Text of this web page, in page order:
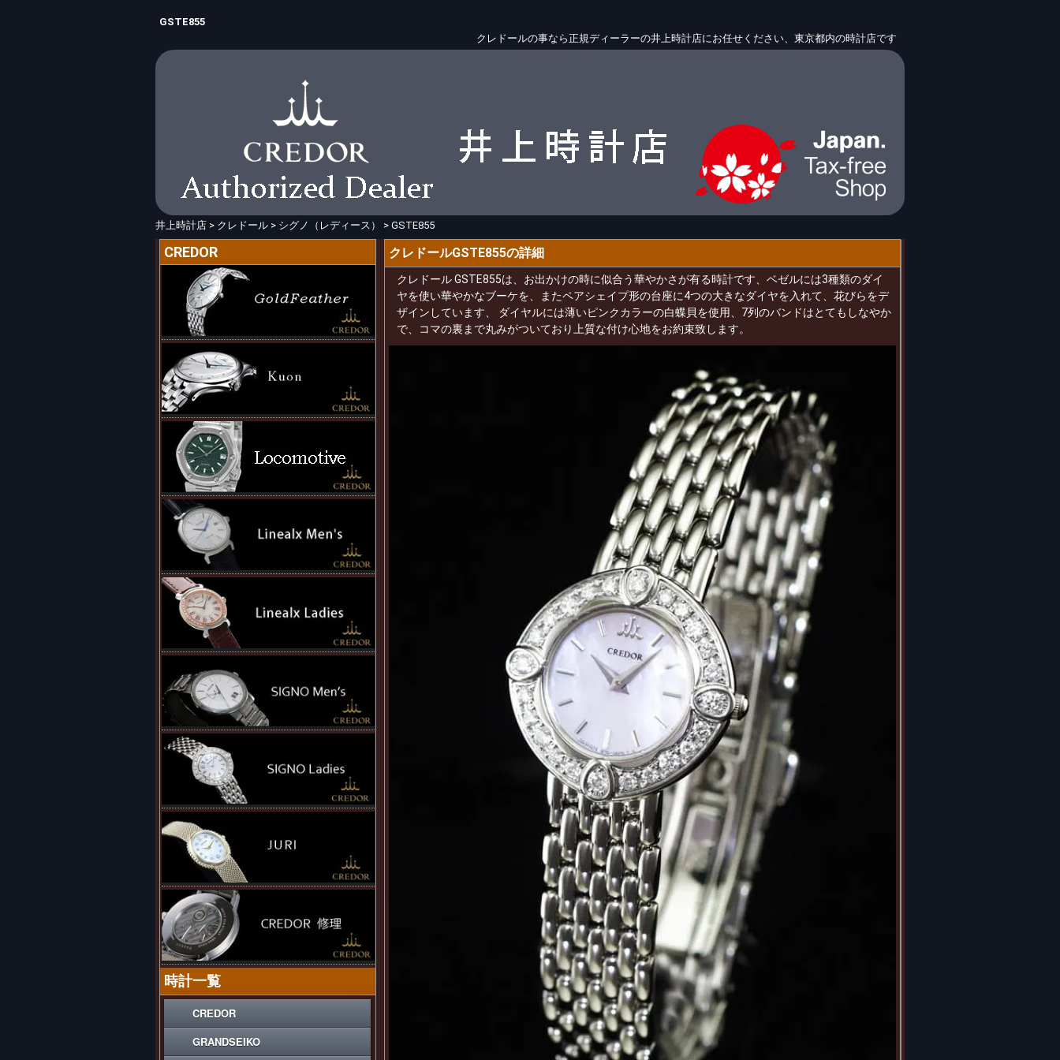
GSTE855
クレドールの事なら正規ディーラーの井上時計店にお任せください、東京都内の時計店です
井上時計店 > クレドール > シグノ（レディース） > GSTE855
クレドールGSTE855の詳細
クレドール GSTE855は、お出かけの時に似合う華やかさが有る時計です、ベゼルには3種類のダイ
ヤを使い華やかなブーケを、またペアシェイプ形の台座に4つの大きなダイヤを入れて、花びらをデ
ザインしています、 ダイヤルには薄いピンクカラーの白蝶貝を使用、7列のバンドはとてもしなやか
で、コマの裏まで丸みがついており上質な付け心地をお約束致します。
CREDOR
時計一覧
CREDOR
GRANDSEIKO